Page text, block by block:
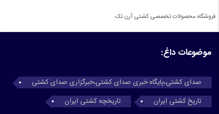
فروشگاه محصولات تخصصی کشتی آرن تک
موضوعات داغ:
صدای کشتی،پایگاه خبری صدای کشتی،خبرگزاری صدای کشتی
تاریخ کشتی ایران
تاریخچه کشتی ایران